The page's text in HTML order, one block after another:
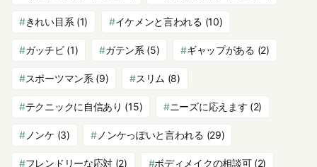
きれい目系 (1) イケメンと言われる (10)
ガッチビ(1) ガテン系 (5) ギャップがある (2)
スポーツマン系 (9) スリム (8)
テクニックに自信あり (15) ニーズに応えます (2)
ノンケ (3) ノンケっぽいと言われる (29)
フレンドリーな応対 (2) ボディメイクの相談可(2)